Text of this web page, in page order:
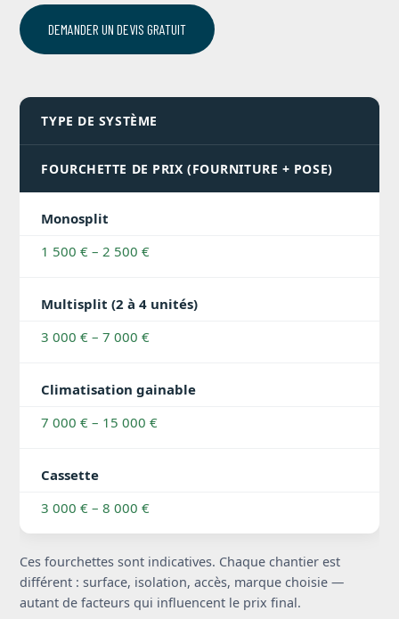
DEMANDER UN DEVIS GRATUIT
TYPE DE SYSTÈME
FOURCHETTE DE PRIX (FOURNITURE + POSE)
Monosplit
1 500 € – 2 500 €
Multisplit (2 à 4 unités)
3 000 € – 7 000 €
Climatisation gainable
7 000 € – 15 000 €
Cassette
3 000 € – 8 000 €
Ces fourchettes sont indicatives. Chaque chantier est
différent : surface, isolation, accès, marque choisie —
autant de facteurs qui influencent le prix final.